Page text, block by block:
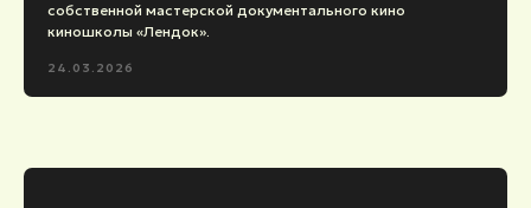
собственной мастерской документального кино
киношколы «Лендок».
24.03.2026